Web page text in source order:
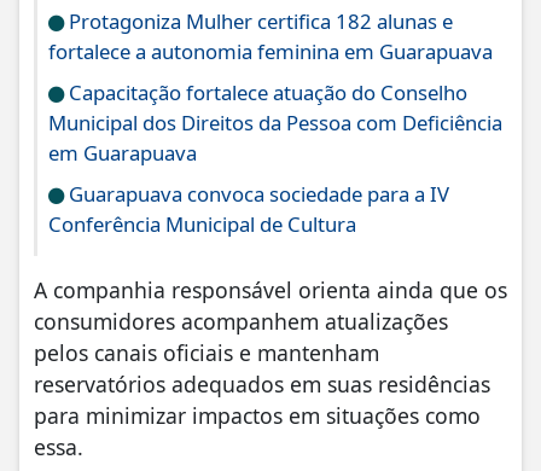
Protagoniza Mulher certifica 182 alunas e
fortalece a autonomia feminina em Guarapuava
Capacitação fortalece atuação do Conselho
Municipal dos Direitos da Pessoa com Deficiência
em Guarapuava
Guarapuava convoca sociedade para a IV
Conferência Municipal de Cultura
A companhia responsável orienta ainda que os
consumidores acompanhem atualizações
pelos canais oficiais e mantenham
reservatórios adequados em suas residências
para minimizar impactos em situações como
essa.